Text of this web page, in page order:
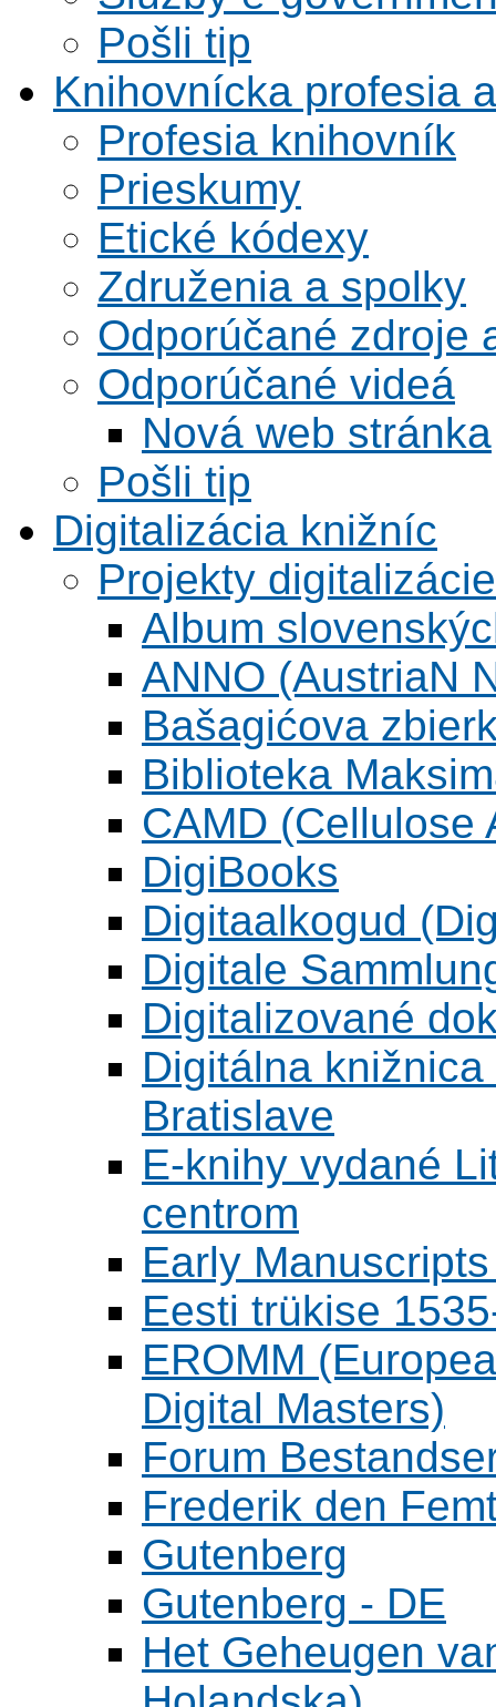
Pošli tip
Knihovnícka profesia
Profesia knihovník
Prieskumy
Etické kódexy
Združenia a spolky
Odporúčané zdroje
Odporúčané videá
Nová web stránka
Pošli tip
Digitalizácia knižníc
Projekty digitalizácie
Album
ANNO (AustriaN
Bašagićova
Biblioteka
CAMD (Cellulose
DigiBooks
Digitaalkogud
Digitale
Digitalizované
Digitálna
Bratislave
E-knihy vydané
centrom
Early
Eesti trükise
EROMM
Digital Masters)
Forum
Frederik den
Gutenberg
Gutenberg - DE
Het Geheugen